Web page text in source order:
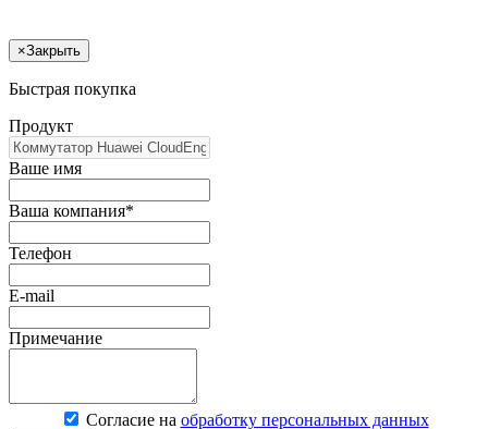
×Закрыть
Быстрая покупка
Продукт
Ваше имя
Ваша компания*
Телефон
E-mail
Примечание
Согласие на обработку персональных данных